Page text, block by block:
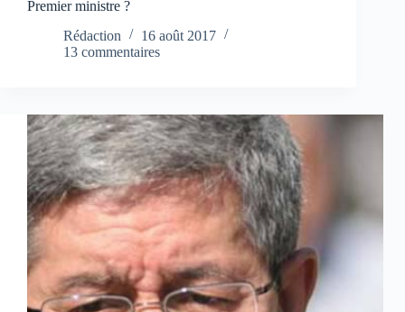
Premier ministre ?
Rédaction
16 août 2017
13 commentaires